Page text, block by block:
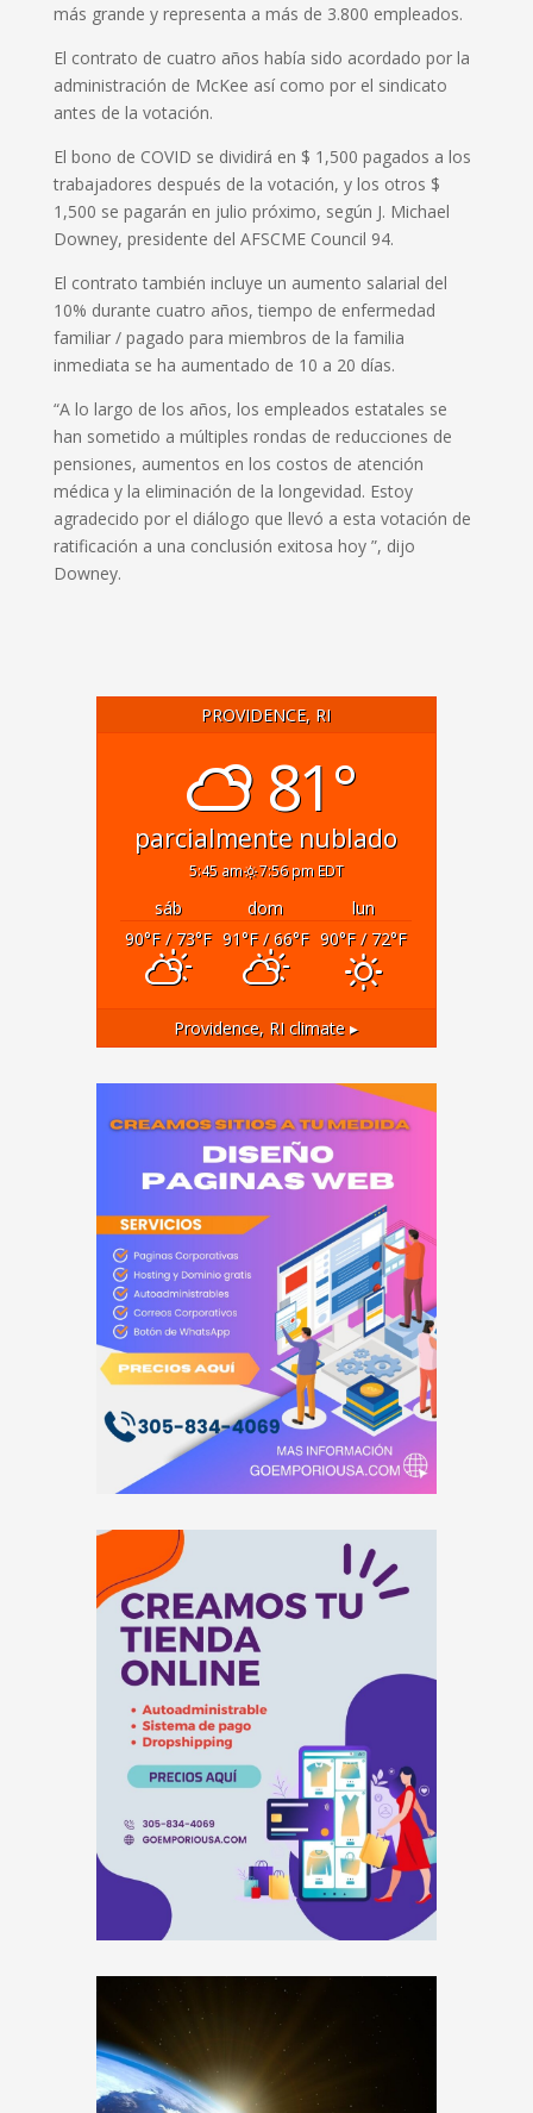
más grande y representa a más de 3.800 empleados.
El contrato de cuatro años había sido acordado por la
administración de McKee así como por el sindicato
antes de la votación.
El bono de COVID se dividirá en $ 1,500 pagados a los
trabajadores después de la votación, y los otros $
1,500 se pagarán en julio próximo, según J. Michael
Downey, presidente del AFSCME Council 94.
El contrato también incluye un aumento salarial del
10% durante cuatro años, tiempo de enfermedad
familiar / pagado para miembros de la familia
inmediata se ha aumentado de 10 a 20 días.
“A lo largo de los años, los empleados estatales se
han sometido a múltiples rondas de reducciones de
pensiones, aumentos en los costos de atención
médica y la eliminación de la longevidad. Estoy
agradecido por el diálogo que llevó a esta votación de
ratificación a una conclusión exitosa hoy ”, dijo
Downey.
PROVIDENCE, RI
81°
parcialmente nublado
5:45 am 7:56 pm EDT
sáb dom
lun
90°F/ 73°F 91°F/ 66°F 90°F/ 72°F
Providence, RI climate ▸